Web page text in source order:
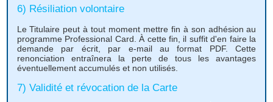
6) Résiliation volontaire
Le Titulaire peut à tout moment mettre fin à son adhésion au
programme Professional Card. À cette fin, il suffit d'en faire la
demande par écrit, par e-mail au format PDF. Cette
renonciation entraînera la perte de tous les avantages
éventuellement accumulés et non utilisés.
7) Validité et révocation de la Carte